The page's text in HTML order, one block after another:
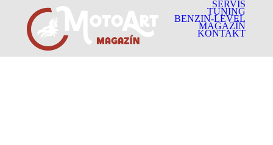
SERVIS
TUNING
BENZIN-LEVEL
MAGAZÍN
KONTAKT